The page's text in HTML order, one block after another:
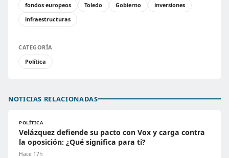
fondos europeos
Toledo Gobierno
inversiones
infraestructuras
CATEGORÍA
Política
NOTICIAS RELACIONADAS
POLÍTICA
Velázquez defiende su pacto con Vox y carga contra
la oposición: ¿Qué significa para ti?
Hace 17h